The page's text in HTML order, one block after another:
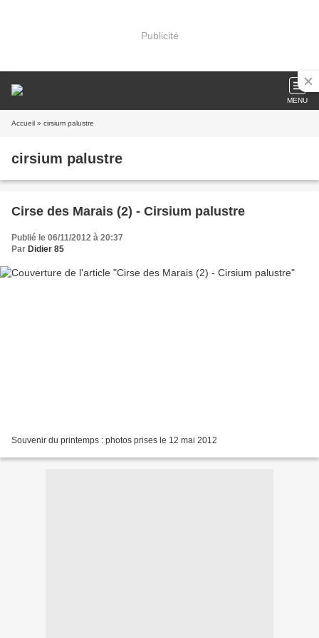
Publicité
MENU
Accueil » cirsium palustre
cirsium palustre
Cirse des Marais (2) - Cirsium palustre
Publié le 06/11/2012 à 20:37
Par Didier 85
Souvenir du printemps : photos prises le 12 mai 2012